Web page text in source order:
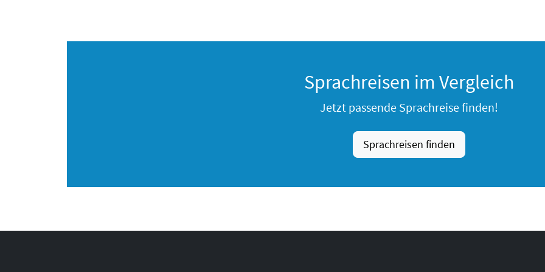
Sprachreisen im Vergleich
Jetzt passende Sprachreise finden!
Sprachreisen finden